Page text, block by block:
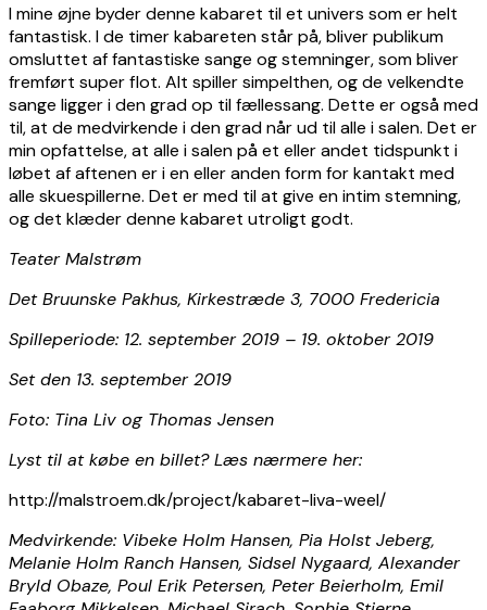
I mine øjne byder denne kabaret til et univers som er helt
fantastisk. I de timer kabareten står på, bliver publikum
omsluttet af fantastiske sange og stemninger, som bliver
fremført super flot. Alt spiller simpelthen, og de velkendte
sange ligger i den grad op til fællessang. Dette er også med
til, at de medvirkende i den grad når ud til alle i salen. Det er
min opfattelse, at alle i salen på et eller andet tidspunkt i
løbet af aftenen er i en eller anden form for kantakt med
alle skuespillerne. Det er med til at give en intim stemning,
og det klæder denne kabaret utroligt godt.
Teater Malstrøm
Det Bruunske Pakhus, Kirkestræde 3, 7000 Fredericia
Spilleperiode: 12. september 2019 – 19. oktober 2019
Set den 13. september 2019
Foto: Tina Liv og Thomas Jensen
Lyst til at købe en billet? Læs nærmere her:
http://malstroem.dk/project/kabaret-liva-weel/
Medvirkende: Vibeke Holm Hansen, Pia Holst Jeberg,
Melanie Holm Ranch Hansen, Sidsel Nygaard, Alexander
Bryld Obaze, Poul Erik Petersen, Peter Beierholm, Emil